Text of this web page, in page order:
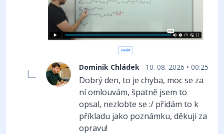
Dominik Chládek 10. 08. 2026 • 00:25
Dobrý den, to je chyba, moc se za
ní omlouvám, špatně jsem to
opsal, nezlobte se :/ přidám to k
příkladu jako poznámku, děkuji za
opravu!